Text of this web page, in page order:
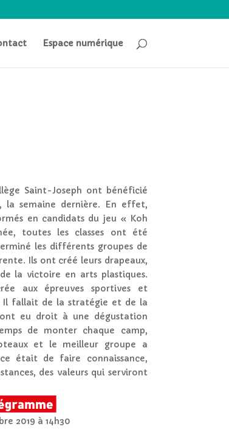
Espace numérique
Saint-Joseph ont bénéficié
la semaine dernière. En effet,
en candidats du jeu « Koh
toutes les classes ont été
les différents groupes de
Ils ont créé leurs drapeaux,
la victoire en arts plastiques.
aux épreuves sportives et
Il fallait de la stratégie et de la
eu droit à une dégustation
de monter chaque camp,
et le meilleur groupe a
était de faire connaissance,
des valeurs qui serviront
2019 à 14h30